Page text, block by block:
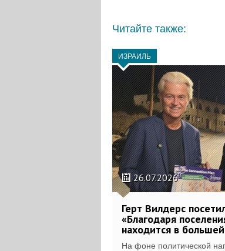
Читайте также:
ИЗРАИЛЬ
26.07.2026
Герт Вилдерс
«Благодаря
находится в
На фоне политической